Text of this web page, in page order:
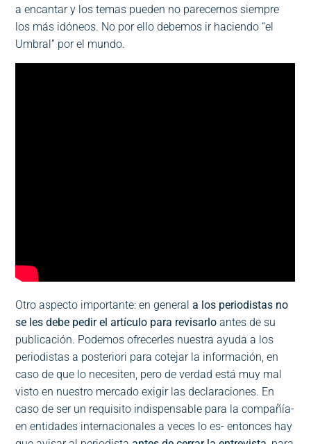
a encantar y los temas pueden no parecernos siempre
los más idóneos. No por ello debemos ir haciendo “el
Umbral” por el mundo.
Otro aspecto importante: en generala los periodistas no
se les debe pedir el artículo para revisarlo antes de su
publicación. Podemos ofrecerles nuestra ayuda a los
periodistas a posteriori para cotejar la información, en
caso de que lo necesiten, pero de verdad está muy mal
visto en nuestro mercado exigir las declaraciones. En
caso de ser un requisito indispensable para la compañía-
en entidades internacionales a veces lo es- entonces hay